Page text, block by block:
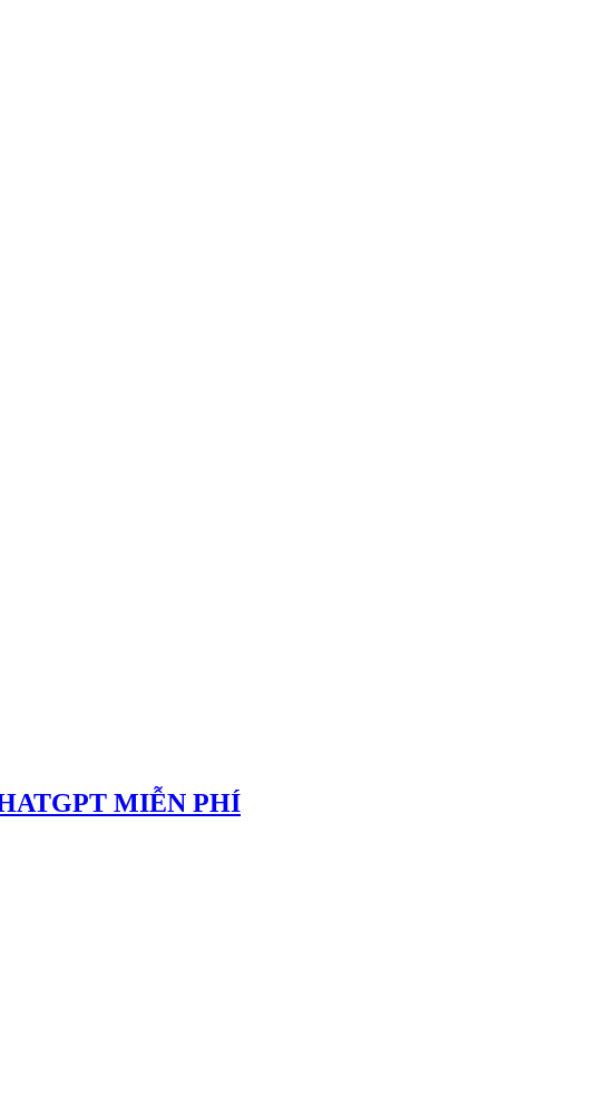
MIỄN PHÍ